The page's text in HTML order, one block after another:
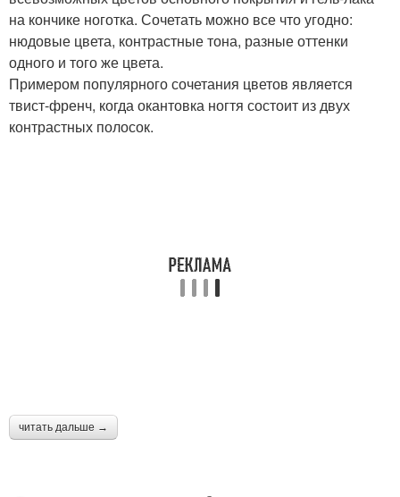
на кончике ноготка. Сочетать можно все что угодно:
нюдовые цвета, контрастные тона, разные оттенки
одного и того же цвета.
Примером популярного сочетания цветов является
твист-френч, когда окантовка ногтя состоит из двух
контрастных полосок.
читать дальше →